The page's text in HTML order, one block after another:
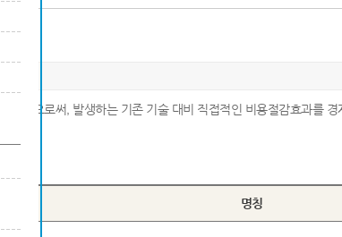
용함으로써, 발생하는 기존 기술 대비 직접적인 비용절감효과를
명칭